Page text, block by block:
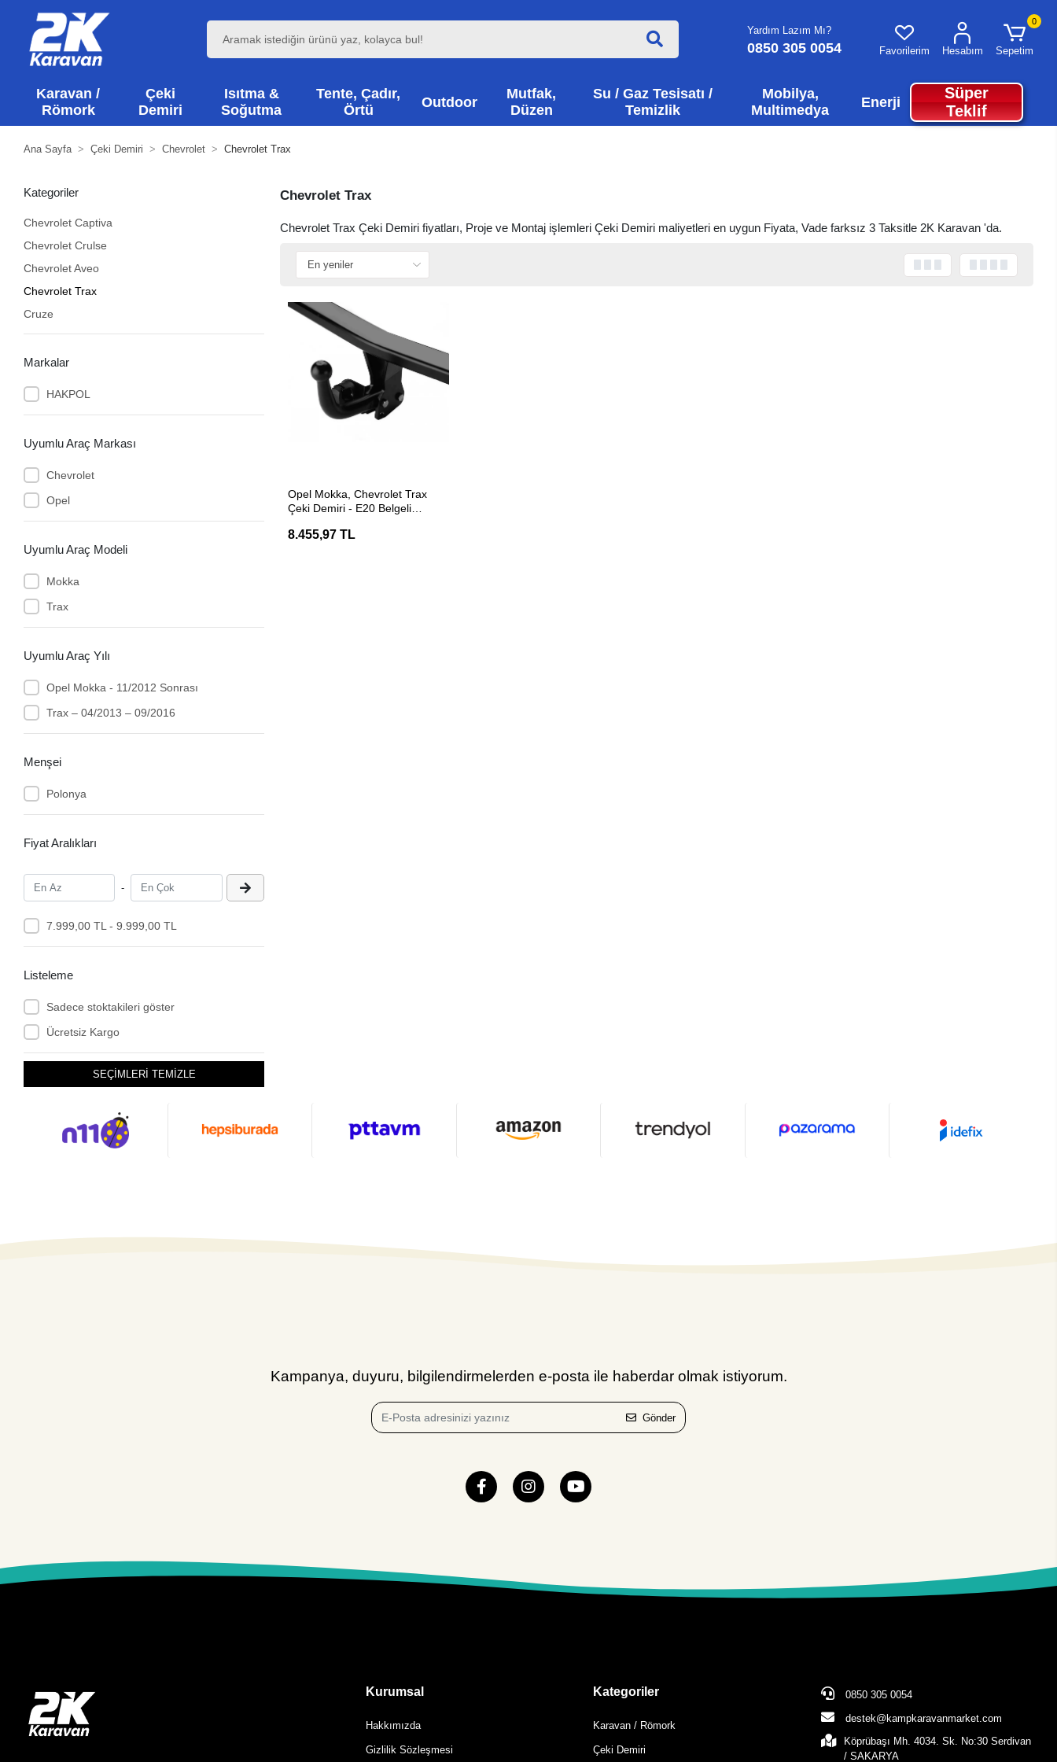
Yardım Lazım Mı?
0850 305 0054 Favorilerim Hesabım
0
Sepetim
Karavan /
Römork
Çeki
Demiri
Isıtma &
Soğutma
Tente, Çadır,
Örtü
Outdoor
Mutfak,
Düzen
Su / Gaz Tesisatı /
Temizlik
Mobilya,
Multimedya
Enerji
Süper
Teklif
Ana Sayfa Çeki Demiri Chevrolet Chevrolet Trax
Kategoriler
Chevrolet Captiva
Chevrolet Crulse
Chevrolet Aveo
Chevrolet Trax
Cruze
Markalar
HAKPOL
Uyumlu Araç Markası
Chevrolet
Opel
Uyumlu Araç Modeli
Mokka
Trax
Uyumlu Araç Yılı
Opel Mokka - 11/2012 Sonrası
Trax – 04/2013 – 09/2016
Menşei
Polonya
Fiyat Aralıkları
-
7.999,00 TL - 9.999,00 TL
Listeleme
Sadece stoktakileri göster
Ücretsiz Kargo
SEÇİMLERİ TEMİZLE
Chevrolet Trax
Chevrolet Trax Çeki Demiri fiyatları, Proje ve Montaj işlemleri Çeki Demiri maliyetleri en uygun Fiyata, Vade farksız 3 Taksitle 2K Karavan 'da.
Opel Mokka, Chevrolet Trax
Çeki Demiri - E20 Belgeli
8.455,97 TL
Kampanya, duyuru, bilgilendirmelerden e-posta ile haberdar olmak istiyorum.
Gönder
Kurumsal
Hakkımızda
Gizlilik Sözleşmesi
Kategoriler
Karavan / Römork
Çeki Demiri
0850 305 0054
destek@kampkaravanmarket.com
Köprübaşı Mh. 4034. Sk. No:30 Serdivan
/ SAKARYA